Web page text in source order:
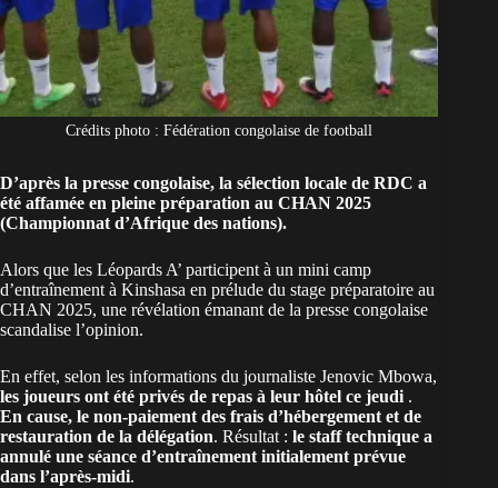
Crédits photo : Fédération congolaise de football
D’après la presse congolaise, la sélection locale de RDC a
été affamée en pleine préparation au CHAN 2025
(Championnat d’Afrique des nations).
Alors que les Léopards A’ participent à un mini camp
d’entraînement à Kinshasa en prélude du stage préparatoire au
CHAN 2025, une révélation émanant de la presse congolaise
scandalise l’opinion.
En effet, selon les informations du journaliste Jenovic Mbowa,
les joueurs ont été privés de repas à leur hôtel ce jeudi .
En cause, le non-paiement des frais d’hébergement et de
restauration de la délégation. Résultat : le staff technique a
annulé une séance d’entraînement initialement prévue
dans l’après-midi.